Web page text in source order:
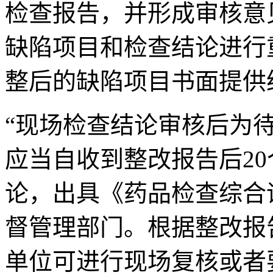
检查报告，并形成审核
缺陷项目和检查结论进
整后的缺陷项目书面提
“现场检查结论审核后为
应当自收到整改报告后
论，出具《药品检查综
督管理部门。根据整改
单位可进行现场复核或